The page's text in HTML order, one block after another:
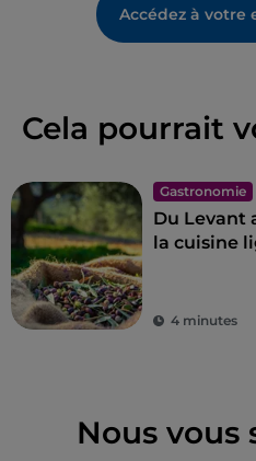
Accédez à votre
Cela pourrait
Gastronomie
Du Levant
la cuisine
4 minutes
Nous vous